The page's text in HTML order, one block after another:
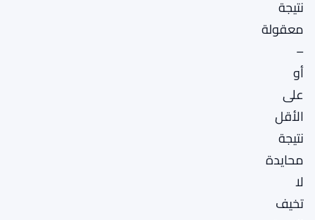
نتيجة
معقولة
–
أو
على
الأقل
نتيجة
محايدة
لا
تخيف